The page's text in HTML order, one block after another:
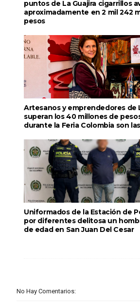
puntos de La Guajira cigarrillos
aproximadamente en 2 mil 242
pesos
Artesanos y emprendedores de
superan los 40 millones de
durante la Feria Colombia son
Uniformados de la Estación de
por diferentes delitosa un
de edad en San Juan Del Cesar
No Hay Comentarios: